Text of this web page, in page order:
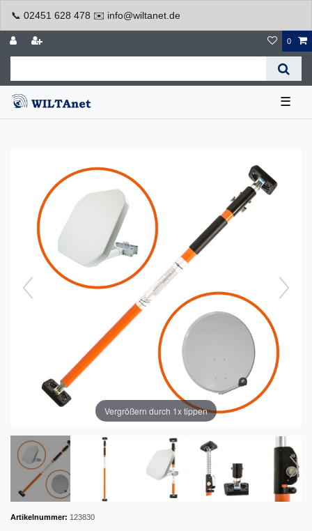
📞 02451 628 478 ✉️ info@wiltanet.de
0
☰
Vergrößern durch 1x tippen
Artikelnummer: 123830